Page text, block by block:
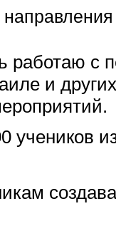
учеников
работаю с
и